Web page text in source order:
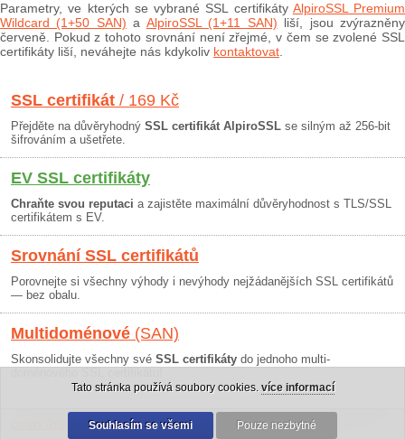
Parametry, ve kterých se vybrané SSL certifikáty AlpiroSSL Premium
Wildcard (1+50 SAN) a AlpiroSSL (1+11 SAN) liší, jsou zvýrazněny
červeně. Pokud z tohoto srovnání není zřejmé, v čem se zvolené SSL
certifikáty liší, neváhejte nás kdykoliv kontaktovat
SSL certifikát / 169 Kč
Přejděte na důvěryhodný SSL certifikát AlpiroSSL se silným až 256-bit
šifrováním a ušetřete.
EV SSL certifikáty
Chraňte svou reputaci a zajistěte maximální důvěryhodnost s TLS/SSL
certifikátem s EV.
Srovnání SSL certifikátů
Porovnejte si všechny výhody i nevýhody nejžádanějších SSL certifikátů
— bez obalu.
Multidoménové (SAN)
Skonsolidujte všechny své SSL certifikáty do jednoho multi-
Obchodní podmínky|30 dní záruka
Tato stránka používá soubory cookies. více informací
Souhlasím se všemi Pouze nezbytné